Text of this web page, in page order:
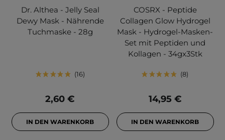
Dr. Althea - Jelly Seal
Dewy Mask - Nährende
Tuchmaske - 28g
16
2,60 €
IN DEN WARENKORB
COSRX - Peptide
Collagen Glow Hydrogel
Mask - Hydrogel-Masken-
Set mit Peptiden und
Kollagen - 34gx3Stk
8
14,95 €
IN DEN WARENKORB